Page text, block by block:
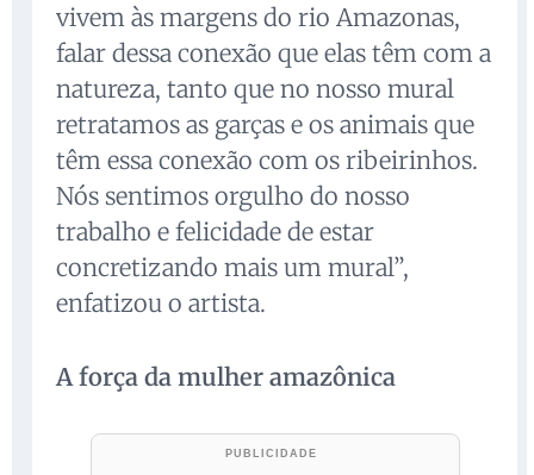
vivem às margens do rio Amazonas,
falar dessa conexão que elas têm com a
natureza, tanto que no nosso mural
retratamos as garças e os animais que
têm essa conexão com os ribeirinhos.
Nós sentimos orgulho do nosso
trabalho e felicidade de estar
concretizando mais um mural”,
enfatizou o artista.
A força da mulher amazônica